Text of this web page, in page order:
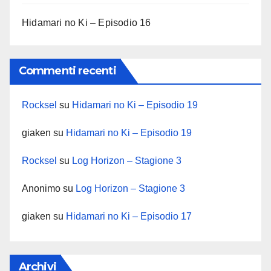
Hidamari no Ki – Episodio 16
Commenti recenti
Rocksel su Hidamari no Ki – Episodio 19
giaken su Hidamari no Ki – Episodio 19
Rocksel su Log Horizon – Stagione 3
Anonimo su Log Horizon – Stagione 3
giaken su Hidamari no Ki – Episodio 17
Archivi